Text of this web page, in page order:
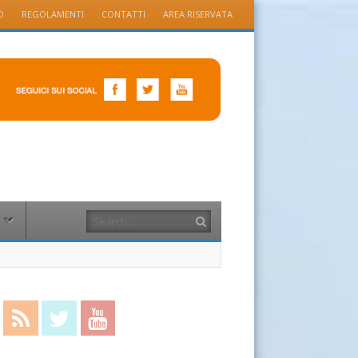
REGOLAMENTI CONTATTI AREA RISERVATA
Search
RSS Feed Twitter